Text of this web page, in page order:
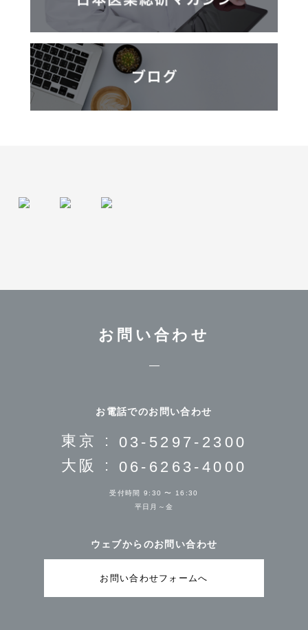
お問い合わせ
お電話でのお問い合わせ
東京 : 03-5297-2300
大阪 : 06-6263-4000
受付時間 9:30 〜 16:30
平日月～金
ウェブからのお問い合わせ
お問い合わせフォームへ